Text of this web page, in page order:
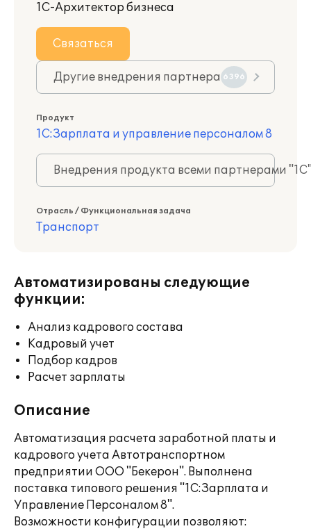
1С-Архитектор бизнеса
Связаться
Другие внедрения партнера 6396
Продукт
1С:Зарплата и управление персоналом 8
Внедрения продукта всеми партнерами
Отрасль / Функциональная задача
Транспорт
Автоматизированы следующие
функции:
Анализ кадрового состава
Кадровый учет
Подбор кадров
Расчет зарплаты
Описание
Автоматизация расчета заработной платы и
кадрового учета Автотранспортном
предприятии ООО "Бекерон". Выполнена
поставка типового решения "1С:Зарплата и
Управление Персоналом 8".
Возможности конфигурации позволяют: